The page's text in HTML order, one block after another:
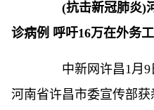
(抗击新冠肺炎)
诊病例 呼吁16万在外务
中新网许昌1月
河南省许昌市委宣传部